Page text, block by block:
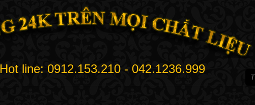
Hot line: 0912.153.210 - 042.1236.999